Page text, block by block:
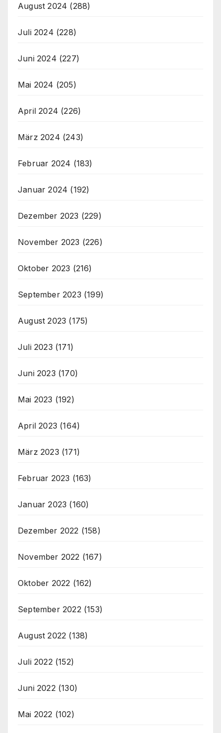
August 2024 (288)
Juli 2024 (228)
Juni 2024 (227)
Mai 2024 (205)
April 2024 (226)
März 2024 (243)
Februar 2024 (183)
Januar 2024 (192)
Dezember 2023 (229)
November 2023 (226)
Oktober 2023 (216)
September 2023 (199)
August 2023 (175)
Juli 2023 (171)
Juni 2023 (170)
Mai 2023 (192)
April 2023 (164)
März 2023 (171)
Februar 2023 (163)
Januar 2023 (160)
Dezember 2022 (158)
November 2022 (167)
Oktober 2022 (162)
September 2022 (153)
August 2022 (138)
Juli 2022 (152)
Juni 2022 (130)
Mai 2022 (102)